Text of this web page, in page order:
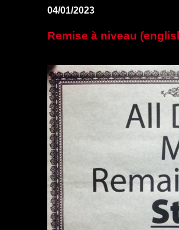
04/01/2023
Remise à niveau